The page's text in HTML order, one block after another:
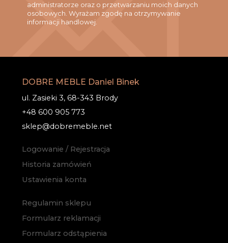
administratorze oraz o przetwarzaniu moich danych
osobowych. Wyrażam zgodę na otrzymywanie
informacji handlowej.
DOBRE MEBLE Daniel Binek
ul. Zasieki 3, 68-343 Brody
+48 600 905 773
sklep@dobremeble.net
Logowanie / Rejestracja
Historia zamówień
Ustawienia konta
Regulamin sklepu
Formularz reklamacji
Formularz odstąpienia